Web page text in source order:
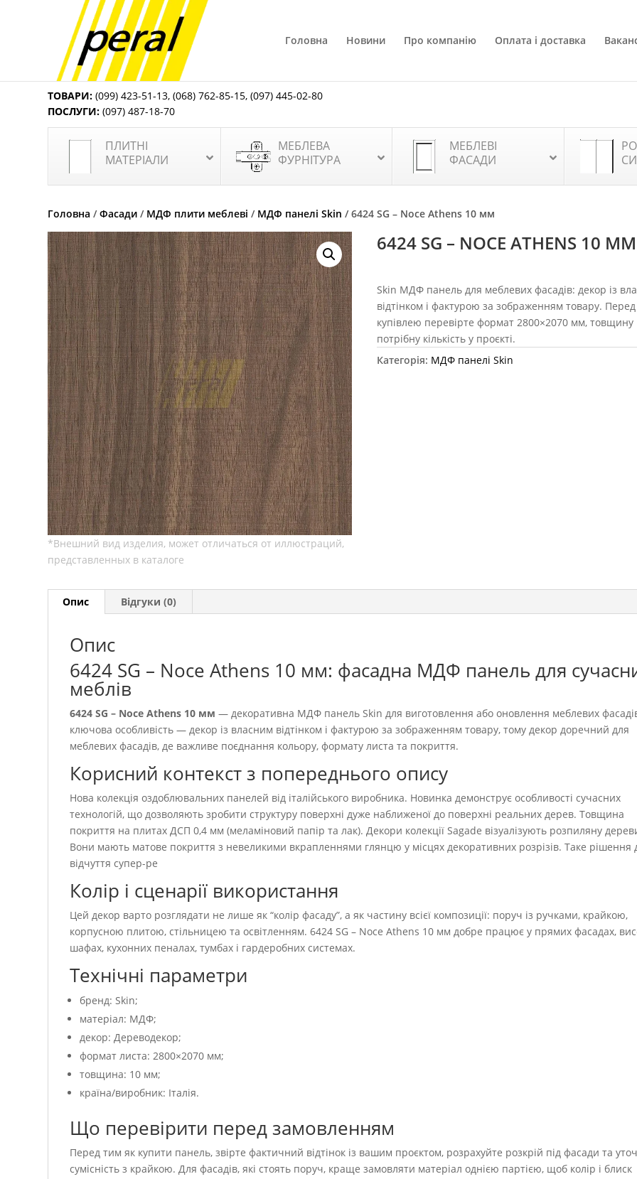
Головна Новини Про компанію Оплата і доставка
ТОВАРИ: (099) 423-51-13,(068) 762-85-15,(097) 445-02-80
ПОСЛУГИ: (097) 487-18-70
ПЛИТНІ
МАТЕРІАЛИ
МЕБЛЕВА
ФУРНІТУРА
МЕБЛЕВІ
ФАСАДИ
Головна /Фасади / МДФ плити меблеві / МДФ панелі Skin / 6424 SG – Noce Athens 10 мм
6424 SG – NOCE ATHENS 10 ММ
Skin МДФ панель для меблевих фасадів: декор із
відтінком і фактурою за зображенням товару. Перед
купівлею перевірте формат 2800×2070 мм,
потрібну кількість у проєкті.
Категорія: МДФ панелі Skin
Опис Відгуки (0)
Опис
6424 SG – Noce Athens 10 мм: фасадна МДФ панель для
меблів
6424 SG – Noce Athens 10 мм — декоративна МДФ панель Skin для виготовлення або оновлення меблевих
ключова особливість — декор із власним відтінком і фактурою за зображенням товару, тому декор доречний для
меблевих фасадів, де важливе поєднання кольору, формату листа та покриття.
Корисний контекст з попереднього опису
Нова колекція оздоблювальних панелей від італійського виробника. Новинка демонструє особливості сучасних
технологій, що дозволяють зробити структуру поверхні дуже наближеної до поверхні реальних дерев. Товщина
покриття на плитах ДСП 0,4 мм (меламіновий папір та лак). Декори колекції Sagade візуалізують розпиляну
Вони мають матове покриття з невеликими вкрапленнями глянцю у місцях декоративних розрізів. Таке рішення
відчуття супер-ре
Колір і сценарії використання
Цей декор варто розглядати не лише як “колір фасаду”, а як частину всієї композиції: поруч із ручками, крайкою,
корпусною плитою, стільницею та освітленням. 6424 SG – Noce Athens 10 мм добре працює у прямих фасадах,
шафах, кухонних пеналах, тумбах і гардеробних системах.
Технічні параметри
бренд: Skin;
матеріал: МДФ;
декор: Дереводекор;
формат листа: 2800×2070 мм;
товщина: 10 мм;
країна/виробник: Італія.
Що перевірити перед замовленням
Перед тим як купити панель, звірте фактичний відтінок із вашим проєктом, розрахуйте розкрій під фасади та
сумісність з крайкою. Для фасадів, які стоять поруч, краще замовляти матеріал однією партією, щоб колір і блиск